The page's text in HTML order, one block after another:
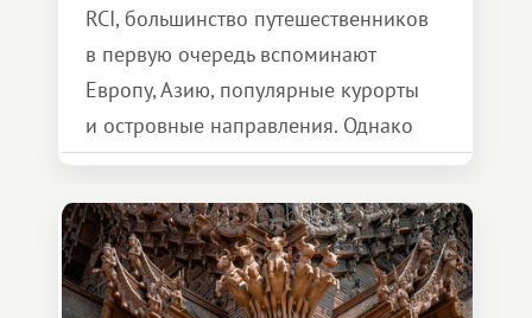
RCI, большинство путешественников
в первую очередь вспоминают
Европу, Азию, популярные курорты
и островные направления. Однако
возможности обменной системы
значительно шире. Среди них есть
и Африка — континент, который
способен подарить совершенно иной
формат путешествия.